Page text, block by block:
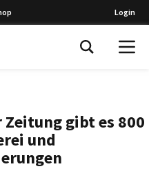
Login
gibt es 800
und